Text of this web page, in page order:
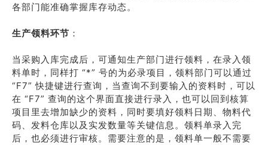
各部门能准确掌握库存动态。
生产领料环节 ：
当采购入库完成后，可通知生产部门进行领料，在录入领
料单时，同样打 “*” 号的为必录项目，领料部门可以通过
“F7” 快捷键进行查询，当查询不到要输入的资料时，可以
在 “F7” 查询的这个界面直接进行录入，也可以回到核算
项目里去增加缺少的资料，同时要填好领料日期、物料代
码、发料仓库以及实发数量等关键信息。领料单录入完
后，也必须进行审核。需要注意的是，领料单一般不需要